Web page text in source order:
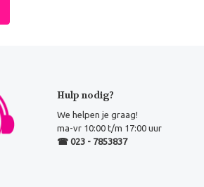
Hulp nodig?
We helpen je graag!
ma-vr 10:00 t/m 17:00 uur
☎ 023 - 7853837